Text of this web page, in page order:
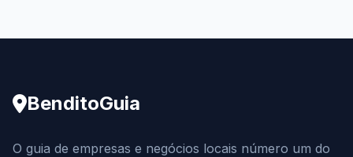
BenditoGuia
O guia de empresas e negócios locais número um do